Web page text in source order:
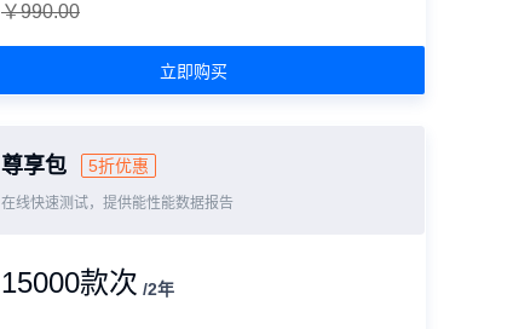
￥990.00
立即购买
尊享包 5折优惠
在线快速测试，提供能性能数据报告
15000款次 /2年